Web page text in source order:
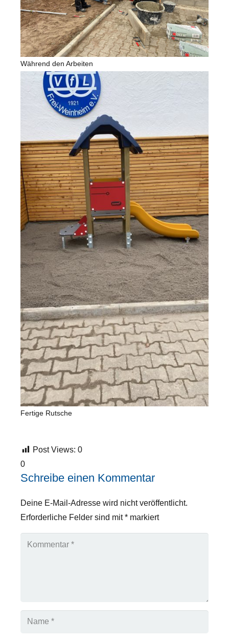
Während den Arbeiten
Fertige Rutsche
Post Views: 0
0
Schreibe einen Kommentar
Deine E-Mail-Adresse wird nicht veröffentlicht.
Erforderliche Felder sind mit* markiert